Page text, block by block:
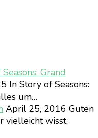
Grand
In Story of Seasons:
um…
April 25, 2016 Guten
vielleicht wisst,